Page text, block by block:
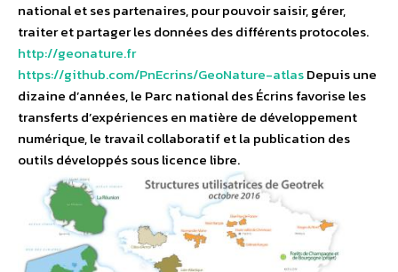
national et ses partenaires, pour pouvoir saisir, gérer,
traiter et partager les données des différents protocoles.
http://geonature.fr
https://github.com/PnEcrins/GeoNature-atlasDepuis une
dizaine d’années, le Parc national des Écrins favorise les
transferts d’expériences en matière de développement
numérique, le travail collaboratif et la publication des
outils développés sous licence libre.